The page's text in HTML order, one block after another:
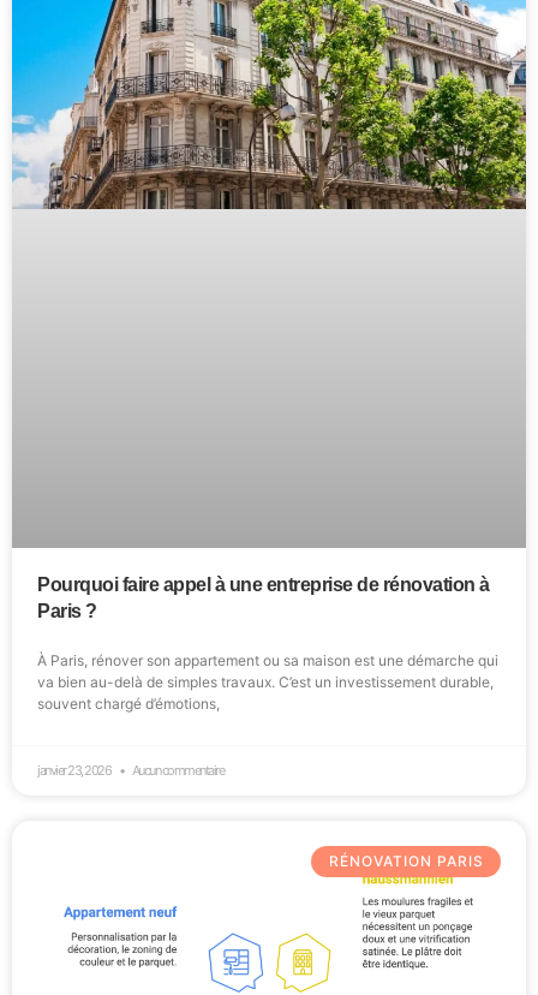
Pourquoi faire appel à une entreprise de rénovation à
Paris ?
À Paris, rénover son appartement ou sa maison est une démarche qui
va bien au-delà de simples travaux. C’est un investissement durable,
souvent chargé d’émotions,
janvier 23, 2026 Aucun commentaire
RÉNOVATION PARIS